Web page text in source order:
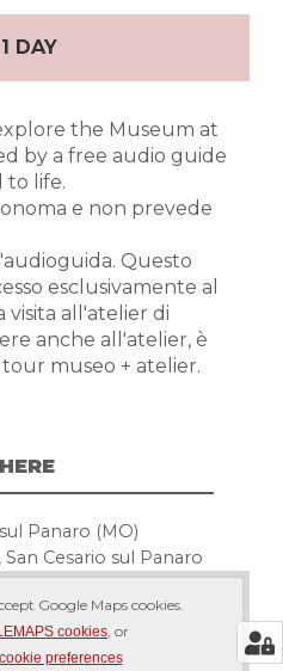
DAY
the Museum at
by a free audio guide
to life.
e non prevede
Questo
esclusivamente al
visita all'atelier di
anche all'atelier, è
museo + atelier.
Panaro (MO)
Cesario sul Panaro
Google Maps cookies.
cookies, or
preferences